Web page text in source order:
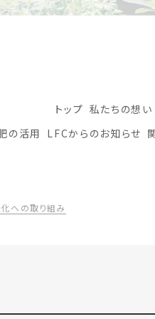
トップ 私たちの想い
の活用 LFCからのお知らせ
への取り組み